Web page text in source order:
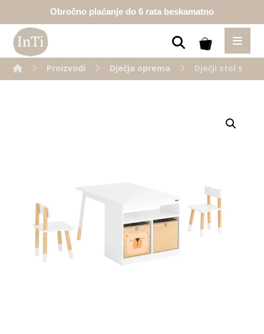
Obročno plaćanje do 6 rata beskamatno
Proizvodi Dječja oprema Dječji stol s 2